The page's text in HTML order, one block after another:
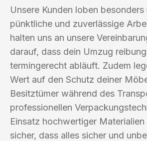
Unsere Kunden loben besonders
pünktliche und zuverlässige
halten uns an unsere
darauf, dass dein Umzug
termingerecht abläuft. Zudem
Wert auf den Schutz deiner
Besitztümer während des
professionellen
Einsatz hochwertiger
sicher, dass alles sicher und